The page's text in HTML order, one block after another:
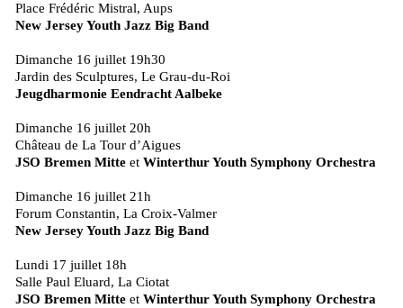
Place Frédéric Mistral, Aups
New Jersey Youth Jazz Big Band
Dimanche 16 juillet 19h30
Jardin des Sculptures, Le Grau-du-Roi
Jeugdharmonie Eendracht Aalbeke
Dimanche 16 juillet 20h
Château de La Tour d’Aigues
JSO Bremen Mitte et Winterthur Youth Symphony Orchestra
Dimanche 16 juillet 21h
Forum Constantin, La Croix-Valmer
New Jersey Youth Jazz Big Band
Lundi 17 juillet 18h
Salle Paul Eluard, La Ciotat
JSO Bremen Mitte et Winterthur Youth Symphony Orchestra